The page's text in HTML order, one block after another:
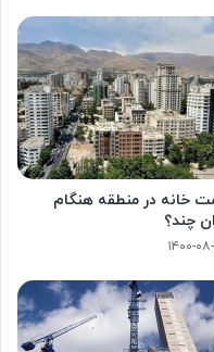
خانه در منطقه هنگام
چند؟
۰۸-۱۱